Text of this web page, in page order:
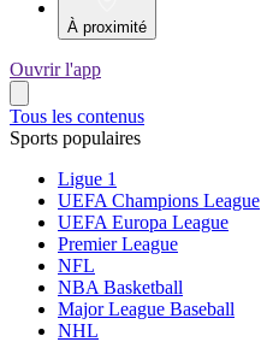
À proximité
Ouvrir l'app
Tous les contenus
Sports populaires
Ligue 1
UEFA Champions League
UEFA Europa League
Premier League
NFL
NBA Basketball
Major League Baseball
NHL